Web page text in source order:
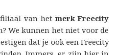
filiaal van hetmerk Freecity
We kunnen het niet voor de
dat je ook een Freecity